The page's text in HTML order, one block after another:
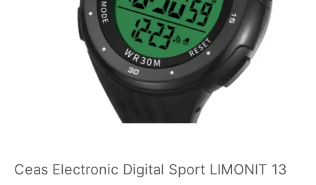
Ceas Electronic Digital Sport LIMONIT 13